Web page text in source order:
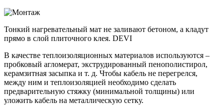
Тонкий нагревательный мат не заливают бетоном, а кладут
прямо в слой плиточного клея. DEVI
В качестве теплоизоляционных материалов используются –
пробковый агломерат, экструдированный пенополистирол,
керамзитная засыпка и т. д. Чтобы кабель не перегрелся,
между ним и теплоизоляцией необходимо сделать
предварительную стяжку (минимальной толщины) или
уложить кабель на металлическую сетку.